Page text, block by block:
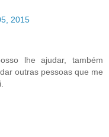
2015
lhe ajudar, também
outras pessoas que me